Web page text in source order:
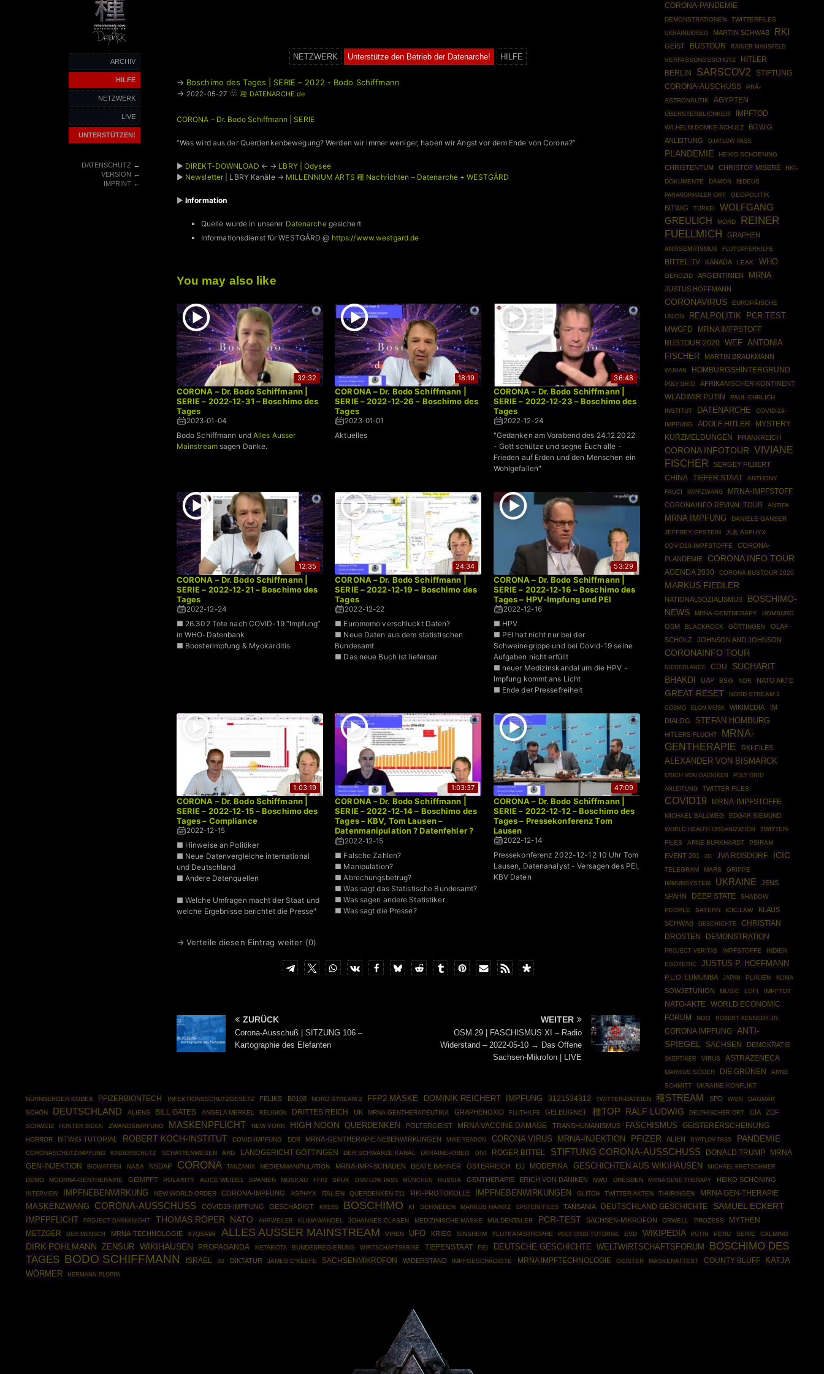
ARCHIV
HILFE
NETZWERK
LIVE
UNTERSTÜTZEN!
DATENSCHUTZ←
VERSION ←
IMPRINT←
NETZWERK Unterstütze den Betrieb der Datenarche! HILFE
→ Boschimo des Tages | SERIE – 2022 - Bodo Schiffmann
→ 2022-05-27 ♧ 種 DATENARCHE.de
CORONA – Dr. Bodo Schiffmann | SERIE
“Was wird aus der Querdenkenbewegung? Werden wir immer weniger, haben wir Angst vor dem Ende von Corona?”
► DIREKT-DOWNLOAD ← → LBRY | Odysee
► Newsletter | LBRY Kanäle → MILLENNIUM ARTS 種 Nachrichten – Datenarche +WESTGÅRD
► Information
Quelle wurde in unserer Datenarchegesichert
Informationsdienst für WESTGÅRD @ https://www.westgard.de
You may also like
32:32
CORONA – Dr. Bodo Schiffmann |
SERIE – 2022-12-31 – Boschimo des
Tages
2023-01-04
Bodo Schiffmann undAlles Ausser
Mainstreamsagen Danke.
18:19
CORONA – Dr. Bodo Schiffmann |
SERIE – 2022-12-26 – Boschimo des
Tages
2023-01-01
Aktuelles
36:48
CORONA – Dr. Bodo Schiffmann |
SERIE – 2022-12-23 – Boschimo des
Tages
2022-12-24
"Gedanken am Vorabend des 24.12.2022
- Gott schütze und segne Euch alle -
Frieden auf Erden und den Menschen ein
Wohlgefallen"
12:35
CORONA – Dr. Bodo Schiffmann |
SERIE – 2022-12-21 – Boschimo des
Tages
2022-12-24
■ 26.302 Tote nach COVID-19 “Impfung”
in WHO-Datenbank
■ Boosterimpfung & Myokarditis
24:34
CORONA – Dr. Bodo Schiffmann |
SERIE – 2022-12-19 – Boschimo des
Tages
2022-12-22
■ Euromomo verschluckt Daten?
■ Neue Daten aus dem statistischen
Bundesamt
■ Das neue Buch ist lieferbar
53:29
CORONA – Dr. Bodo Schiffmann |
SERIE – 2022-12-16 – Boschimo des
Tages – HPV-Impfung und PEI
2022-12-16
■ HPV
■ PEI hat nicht nur bei der
Schweinegrippe und bei Covid-19 seine
Aufgaben nicht erfüllt
■ neuer Medizinskandal um die HPV -
Impfung kommt ans Licht
■ Ende der Pressefreiheit
1:03:19
CORONA – Dr. Bodo Schiffmann |
SERIE – 2022-12-15 – Boschimo des
Tages – Compliance
2022-12-15
■ Hinweise an Politiker
■ Neue Datenvergleiche international
und Deutschland
■ Andere Datenquellen
■ Welche Umfragen macht der Staat und
welche Ergebnisse berichtet die Presse"
1:03:37
CORONA – Dr. Bodo Schiffmann |
SERIE – 2022-12-14 – Boschimo des
Tages – KBV, Tom Lausen –
Datenmanipulation ? Datenfehler ?
Abrechungsbetrug?
2022-12-15
■ Falsche Zahlen?
■ Manipulation?
■ Abrechungsbetrug?
■ Was sagt das Statistische Bundesamt?
■ Was sagen andere Statistiker
■ Was sagt die Presse?
47:09
CORONA – Dr. Bodo Schiffmann |
SERIE – 2022-12-12 – Boschimo des
Tages – Pressekonferenz Tom
Lausen
2022-12-14
Pressekonferenz 2022-12-12 10 Uhr Tom
Lausen, Datenanalyst - Versagen des PEI,
KBV Daten
→ Verteile diesen Eintrag weiter (0)
ZURÜCK
Corona-Ausschuß | SITZUNG 106 –
Kartographie des Elefanten
WEITER
OSM 29 | FASCHISMUS XI – Radio
Widerstand – 2022-05-10 → Das Offene
Sachsen-Mikrofon | LIVE
CORONA-PANDEMIE
DEMONSTRATIONEN
TWITTERFILES
UKRAINEKRIEG
MARTIN SCHWAB RKI
GEIST BUSTOUR
RAINER MAUSFELD
VERFASSUNGSSCHUTZ
HITLER
BERLIN SARSCOV2
STIFTUNG
CORONA-AUSCHUSS
PRÄ-
ASTRONAUTIK
ÄGYPTEN
ÜBERSTERBLICHKEIT IMPFTOD
WILHELM DOMKE-SCHULZ
BITWIG
ANLEITUNG
DJATLOW PASS
PLANDEMIE HEIKO SCHOENING
CHRISTENTUM CHRISTOF MISERÉ
RKI-
DOKUMENTE
DÄMON 種DEUS
PARANORMALER ORT GEOPOLITIK
BITWIG TÜRKEI
WOLFGANG
GREULICH
MORD
REINER
FUELLMICH
GRAPHEN
ANTISEMITISMUS FLUTOPFERHILFE
BITTEL TV KANADA LEAK WHO
GENOZID ARGENTINIEN MRNA
JUSTUS HOFFMANN
CORONAVIRUS
EUROPÄISCHE
UNION
REALPOLITIK PCR TEST
MWGFD
MRNA IMFPSTOFF
BUSTOUR 2020
WEF
ANTONIA
FISCHER
MARTIN BRAUKMANN
WUHAN HOMBURGSHINTERGRUND
POLY GRID AFRIKANISCHER KONTINENT
WLADIMIR PUTIN
PAUL-EHRLICH
INSTITUT
DATENARCHE
COVID-19-
IMPFUNG
ADOLF HITLER
MYSTERY
KURZMELDUNGEN
FRANKREICH
CORONA INFOTOUR VIVIANE
FISCHER
SERGEY FILBERT
CHINA TIEFER STAAT
ANTHONY
FAUCI
IMPFZWANG
MRNA-IMPFSTOFF
CORONA INFO REVIVAL TOUR
ANTIFA
MRNA IMPFUNG
DANIELE GANSER
JEFFREY EPSTEIN
大名 ASPHYX
COVID19-IMPFSTOFFE
CORONA-
PLANDEMIE
CORONA INFO TOUR
AGENDA 2030 CORONA BUSTOUR 2020
MARKUS FIEDLER
NATIONALSOZIALISMUS
BOSCHIMO-
NEWS
MRNA-GENTHERAPY HOMBURG
OSM BLACKROCK GÖTTINGEN
OLAF
SCHOLZ
JOHNSON AND JOHNSON
CORONAINFO TOUR
NIEDERLANDE CDU
SUCHARIT
BHAKDI
UAP BSW NDR NATO AKTE
GREAT RESET
NORD STREAM 1
COSMO
ELON MUSK WIKIMEDIA
IM
DIALOG
STEFAN HOMBURG
HITLERS FLUCHT
MRNA-
GENTHERAPIE
RKI-FILES
ALEXANDER VON BISMARCK
ERICH VON DAENIKEN
POLY GRID
ANLEITUNG
TWITTER FILES
COVID19 MRNA-IMPFSTOFFE
MICHAEL BALLWEG
EDGAR SIEMUND
WORLD HEALTH ORGANIZATION
TWITTER-
FILES
ARNE BURKHARDT PSIRAM
EVENT 201 2G JVA ROSDORF ICIC
TELEGRAM MARS
GRIPPE
IMMUNSYSTEM
UKRAINE
JENS
SPAHN
DEEP STATE
SHADOW
PEOPLE
BAYERN ICIC.LAW
KLAUS
SCHWAB
GESCHICHTE
CHRISTIAN
DROSTEN
DEMONSTRATION
PROJECT VERITAS IMPFSTOFFE
INDIEN
ESOTERIC
JUSTUS P. HOFFMANN
P.L.O. LUMUMBA JAPAN PLAUEN KLIMA
SOWJETUNION MUSIC LOFI IMPFTOT
NATO-AKTE
WORLD ECONOMIC
FORUM
NGO ROBERT KENNEDY JR.
CORONA IMPFUNG
ANTI-
SPIEGEL
SACHSEN DEMOKRATIE
SKEPTIKER VIRUS ASTRAZENECA
MARKUS SÖDER DIE GRÜNEN
ARNE
SCHMITT
UKRAINE-KONFLIKT
NÜRNBERGER KODEX
PFIZERBIONTECH INFEKTIONSSCHUTZGESETZ FELIKS B0108 NORD STREAM 2 FFP2 MASKE DOMINIK REICHERT IMPFUNG 3121534312 TWITTER-DATEIEN 種STREAM SPD WIEN
DAGMAR
SCHÖN
DEUTSCHLAND ALIENS BILL GATES ANGELA MERKEL RELIGION DRITTES REICH UK MRNA-GENTHERAPEUTIKA GRAPHENOXID FLUTHILFE GELEUGNET 種TOP RALF LUDWIG DELPHISCHER ORT CIA ZDF
SCHWEIZ HUNTER BIDEN ZWANGSIMPFUNG MASKENPFLICHT NEW YORK HIGH NOON QUERDENKEN POLTERGEIST MRNA VACCINE DAMAGE TRANSHUMANISMUS FASCHISMUS GEISTERERSCHEINUNG
HORROR BITWIG TUTORIAL ROBERT KOCH-INSTITUT COVID-IMPFUNG DDR MRNA-GENTHERAPIE NEBENWIRKUNGEN MIKE YEADON CORONA VIRUS MRNA-INJEKTION PFIZER ALIEN DYATLOV PASS PANDEMIE
CORONASCHUTZIMPFUNG KINDERSCHUTZ SCHATTENWESEN ARD LANDGERICHT GÖTTINGEN DER SCHWARZE KANAL UKRAINE-KRIEG DIVI ROGER BITTEL STIFTUNG CORONA-AUSSCHUSS DONALD TRUMP
MRNA
GEN-INJEKTION
BIOWAFFEN NASA NSDAP CORONA TANZANIA MEDIENMANIPULATION MRNA-IMPFSCHADEN BEATE BAHNER ÖSTERREICH EU MODERNA GESCHICHTEN AUS WIKIHAUSEN MICHAEL KRETSCHMER
DEMO MODRNA-GENTHERAPIE GEIMPFT POLARITY ALICE WEIDEL SPANIEN MOSKAU FFP2 SPUK DYATLOW PASS MÜNCHEN RUSSIA GENTHERAPIE ERICH VON DÄNIKEN NWO DRESDEN MRNA GENE THERAPY HEIKO SCHÖNING
INTERVIEW IMPFNEBENWIRKUNG NEW WORLD ORDER CORONA-IMPFUNG ASPHYX ITALIEN QUERDENKEN 711 RKI-PROTOKOLLE IMPFNEBENWIRKUNGEN GLITCH TWITTER AKTEN THÜRINGEN MRNA GEN-THERAPIE
MASKENZWANG CORONA-AUSSCHUSS COVID19-IMPFUNG GESCHÄDIGT KREBS BOSCHIMO KI SCHWEDEN MARKUS HAINTZ EPSTEIN FILES TANSANIA DEUTSCHLAND GESCHICHTE SAMUEL ECKERT
IMPFPFLICHT PROJECT DARKKNIGHT THOMAS RÖPER NATO AHRWEILER KLIMAWANDEL JOHANNES CLASEN MEDIZINISCHE MASKE MULDENTALER PCR-TEST SACHSEN-MIKROFON ORWELL PROZESS
MYTHEN
METZGER
DER MENSCH MRNA-TECHNOLOGIE X7Q5A96 ALLES AUSSER MAINSTREAM VIREN UFO KRIEG SINSHEIM FLUTKATASTROPHE POLY GRID TUTORIAL EVD WIKIPEDIA PUTIN PERU SERIE CALMING
DIRK POHLMANN ZENSUR WIKIHAUSEN PROPAGANDA METABIOTA BUNDESREGIERUNG WIRTSCHAFTSKRISE TIEFENSTAAT PEI DEUTSCHE GESCHICHTE WELTWIRTSCHAFTSFORUM
BOSCHIMO DES
TAGES BODO SCHIFFMANN ISRAEL 3G DIKTATUR JAMES O'KEEFE SACHSENMIKROFON WIDERSTAND IMPFGESCHÄDIGTE MRNA IMPFTECHNOLOGIE GEISTER MASKENATTEST COUNTY BLUFF
KATJA
WÖRMER
HERMANN PLOPPA